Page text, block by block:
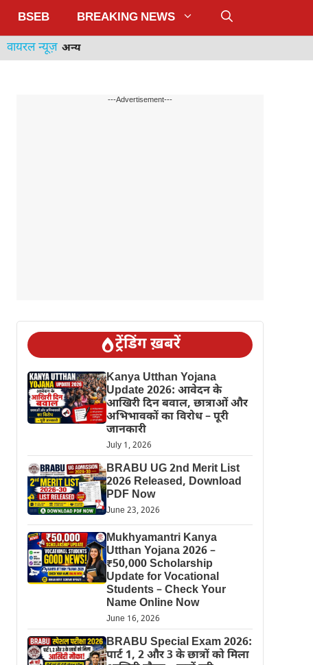
BSEB BREAKING NEWS
वायरल न्यूज़ अन्य
---Advertisement---
ट्रेंडिंग ख़बरें
Kanya Utthan Yojana
Update 2026: आवेदन के
आखिरी दिन बवाल, छात्राओं और
अभिभावकों का विरोध – पूरी
जानकारी
July 1, 2026
BRABU UG 2nd Merit List
2026 Released, Download
PDF Now
June 23, 2026
Mukhyamantri Kanya
Utthan Yojana 2026 –
₹50,000 Scholarship
Update for Vocational
Students – Check Your
Name Online Now
June 16, 2026
BRABU Special Exam 2026:
पार्ट 1, 2 और 3 के छात्रों को मिला